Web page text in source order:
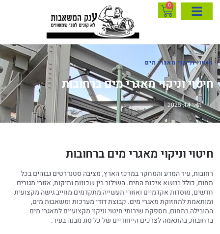
0
חיטוי וניקוי מאגרי מים
חיטוי וניקוי מאגרי מים ברחובות
מאי 14, 2025
חיטוי וניקוי מאגרי מים ברחובות
רחובות, עיר המדע והמחקר במרכז הארץ, מציבה סטנדרטים גבוהים בכל
תחום, כולל בנושא איכות המים. השילוב בין שכונות ותיקות, אזורי מגורים
חדשים, מוסדות אקדמיים ואזורי תעשייה מתקדמים מחייב גישה מקצועית
ומותאמת לתחזוקת מאגרי מים. קבוצת דודי מערכות ומשאבות מים,
המובילה בתחום, מספקת שירותי חיטוי וניקוי מקצועיים למאגרי מים
ברחובות, בהתאמה לצרכים הייחודיים של כל סוג מבנה בעיר.